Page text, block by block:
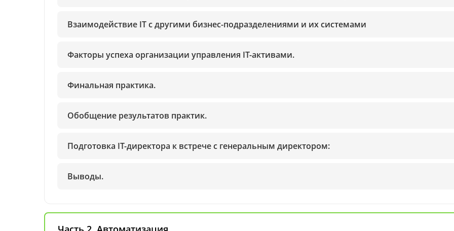
Взаимодействие IT с другими бизнес-подразделениями и их системами
Факторы успеха организации управления IT-активами.
Финальная практика.
Обобщение результатов практик.
Подготовка IT-директора к встрече с генеральным директором:
Выводы.